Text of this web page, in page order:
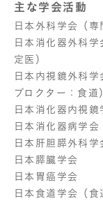
主な学会活動
日本外科学会（専
日本消化器外科
定医）
日本内視鏡外科
プロクター：食道
日本消化器内視鏡
日本消化器病学会
日本肝胆膵外科学
日本膵臓学会
日本胃癌学会
日本食道学会（食